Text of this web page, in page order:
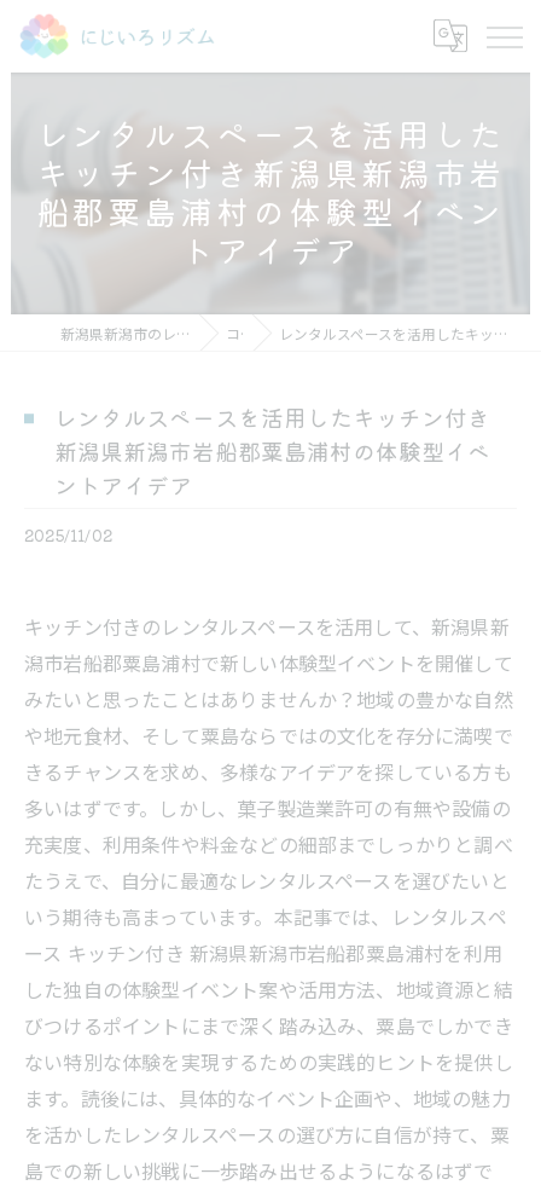
レンタルスペースを活用した
キッチン付き新潟県新潟市岩
船郡粟島浦村の体験型イベン
トアイデア
新潟県新潟市のレンタルスペースならにじいろリズム コラム レンタルスペースを活用したキッチン付き新潟県新潟市岩船郡粟島浦村の体験型イベントアイデア
レンタルスペースを活用したキッチン付き
新潟県新潟市岩船郡粟島浦村の体験型イベ
ントアイデア
2025/11/02
キッチン付きのレンタルスペースを活用して、新潟県新
潟市岩船郡粟島浦村で新しい体験型イベントを開催して
みたいと思ったことはありませんか？地域の豊かな自然
や地元食材、そして粟島ならではの文化を存分に満喫で
きるチャンスを求め、多様なアイデアを探している方も
多いはずです。しかし、菓子製造業許可の有無や設備の
充実度、利用条件や料金などの細部までしっかりと調べ
たうえで、自分に最適なレンタルスペースを選びたいと
いう期待も高まっています。本記事では、レンタルスペ
ース キッチン付き 新潟県新潟市岩船郡粟島浦村を利用
した独自の体験型イベント案や活用方法、地域資源と結
びつけるポイントにまで深く踏み込み、粟島でしかでき
ない特別な体験を実現するための実践的ヒントを提供し
ます。読後には、具体的なイベント企画や、地域の魅力
を活かしたレンタルスペースの選び方に自信が持て、粟
島での新しい挑戦に一歩踏み出せるようになるはずで